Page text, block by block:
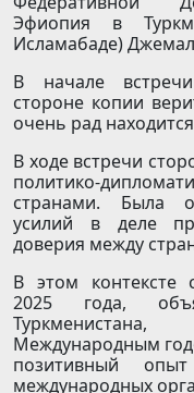
Эфиопия в
Исламабаде)
В начале
стороне копии
очень рад
В ходе встречи
политико-
странами. Была
усилий в деле
доверия между
В этом контексте
2025 года,
Международным
позитивный
международных